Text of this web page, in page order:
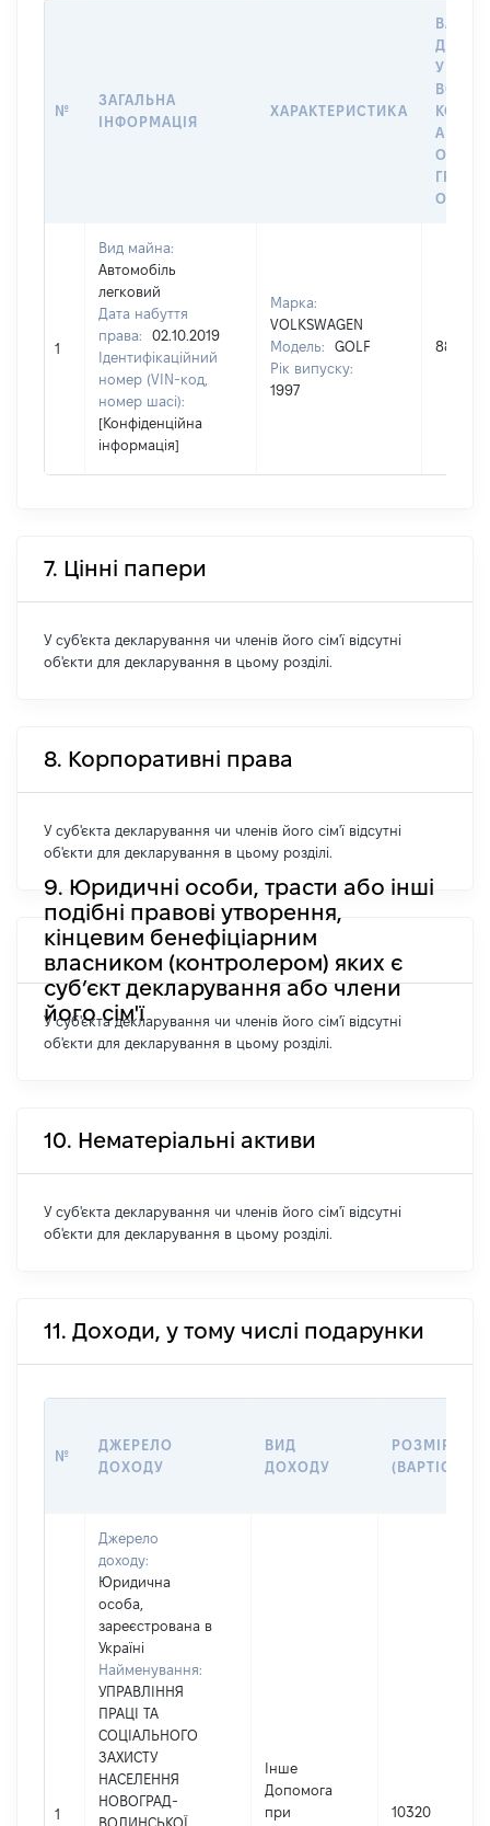
№
ЗАГАЛЬНА
ІНФОРМАЦІЯ
ХАРАКТЕРИСТИКА
ДАТУ
У
АБО
1
Вид майна:
Автомобіль
легковий
Дата набуття
права:
02.10.2019
Ідентифікаційний
номер (VIN-код,
номер шасі):
[Конфіденційна
інформація]
Марка:
VOLKSWAGEN
Модель:
GOLF
Рік випуску:
1997
88200
7. Цінні папери
У суб'єкта декларування чи членів його сім'ї відсутні
об'єкти для декларування в цьому розділі.
8. Корпоративні права
У суб'єкта декларування чи членів його сім'ї відсутні
об'єкти для декларування в цьому розділі.
9. Юридичні особи, трасти або інші
подібні правові утворення,
кінцевим бенефіціарним
власником (контролером) яких є
суб’єкт декларування або члени
його сім'ї
У суб'єкта декларування чи членів його сім'ї відсутні
об'єкти для декларування в цьому розділі.
10. Нематеріальні активи
У суб'єкта декларування чи членів його сім'ї відсутні
об'єкти для декларування в цьому розділі.
11. Доходи, у тому числі подарунки
№
ДЖЕРЕЛО
ДОХОДУ
ВИД
ДОХОДУ
РОЗМІР
(ВАРТІСТЬ)
1
Джерело
доходу:
Юридична
особа,
зареєстрована в
Україні
Найменування:
УПРАВЛІННЯ
ПРАЦІ ТА
СОЦІАЛЬНОГО
ЗАХИСТУ
НАСЕЛЕННЯ
НОВОГРАД-
ВОЛИНСЬКОЇ
Інше
Допомога
при
10320